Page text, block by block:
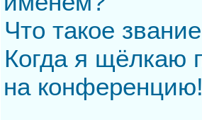
Что такое
Когда я щёлкаю
на конференцию!